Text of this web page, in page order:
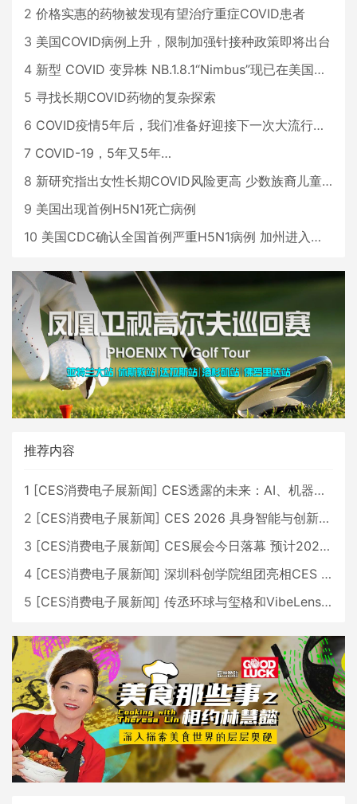
2 价格实惠的药物被发现有望治疗重症COVID患者
3 美国COVID病例上升，限制加强针接种政策即将出台
4 新型 COVID 变异株 NB.1.8.1“Nimbus”现已在美国占据主导地位
5 寻找长期COVID药物的复杂探索
6 COVID疫情5年后，我们准备好迎接下一次大流行了吗？
7 COVID-19，5年又5年…
8 新研究指出女性长期COVID风险更高 少数族裔儿童存在差异
9 美国出现首例H5N1死亡病例
10 美国CDC确认全国首例严重H5N1病例 加州进入紧急状态
推荐内容
1 [CES消费电子展新闻] CES透露的未来：AI、机器人与智能生活大爆发
2 [CES消费电子展新闻] CES 2026 具身智能与创新领域 中国公司大放异彩
3 [CES消费电子展新闻] CES展会今日落幕 预计2026行业收入将超五千亿美元
4 [CES消费电子展新闻] 深圳科创学院组团亮相CES 广受好评
5 [CES消费电子展新闻] 传丞环球与玺格和VibeLens共同推出全新耳机